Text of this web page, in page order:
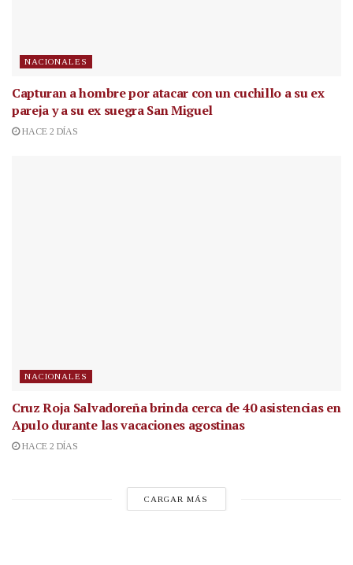
NACIONALES
Capturan a hombre por atacar con un cuchillo a su ex
pareja y a su ex suegra San Miguel
HACE 2 DÍAS
NACIONALES
Cruz Roja Salvadoreña brinda cerca de 40 asistencias en
Apulo durante las vacaciones agostinas
HACE 2 DÍAS
CARGAR MÁS